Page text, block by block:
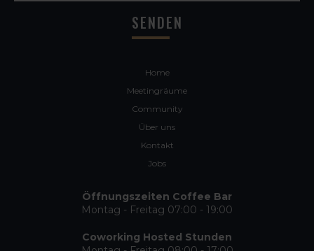
Home
Meetingräume
Community
Über uns
Kontakt
Jobs
Öffnungszeiten Coffee Bar
Montag - Freitag 07:00 - 19:00
Coworking Hosted Stunden